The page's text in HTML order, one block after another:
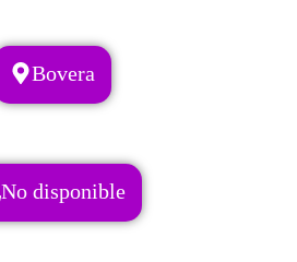
Bovera
No disponible